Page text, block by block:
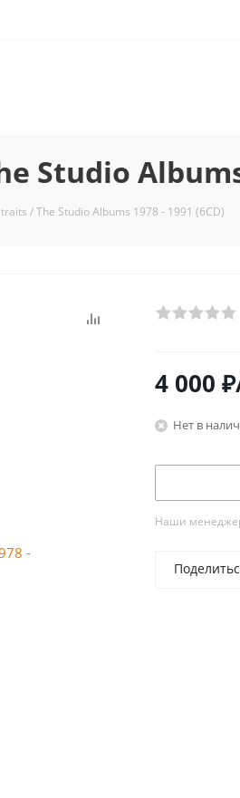
Albums
/ The Studio Albums 1978 - 1991 (6CD)
4 000 ₽
Нет в
Наши